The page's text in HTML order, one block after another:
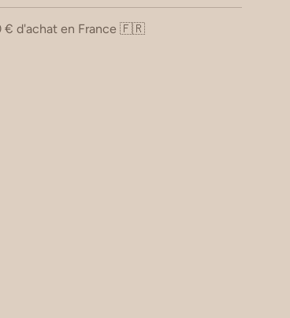
€ d'achat en France 🇫🇷